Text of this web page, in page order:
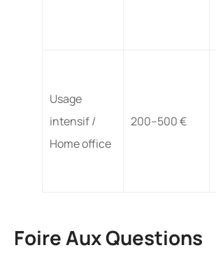
Usage
intensif /
Home office
200–500 €
Foire Aux Questions